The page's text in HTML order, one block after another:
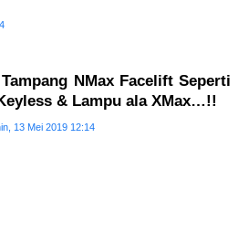
NMax Facelift Seperti
& Lampu ala XMax…!!
13 Mei 2019 12:14